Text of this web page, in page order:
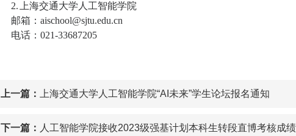
2.
上海交通大学人工智能学院
邮箱：aischool@sjtu.edu.cn
电话：021-33687205
上一篇： 上海交通大学人工智能学院“AI未来”学生论坛报名通知
下一篇： 人工智能学院接收2023级强基计划本科生转段直博考核成